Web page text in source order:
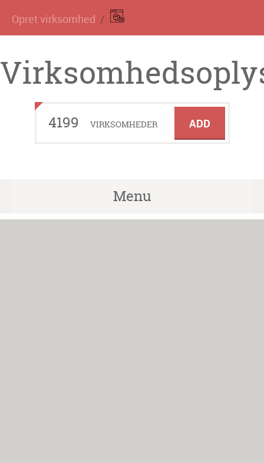
Opret virksomhed
4199 VIRKSOMHEDER ADD
Menu